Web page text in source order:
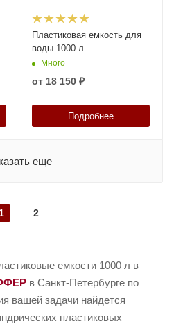
Пластиковая емкость для
воды 1000 л
Много
от 18 150 ₽
Подробнее
еще
1 2
емкости 1000 л в
в Санкт-Петербурге по
вашей задачи найдется
пластиковых